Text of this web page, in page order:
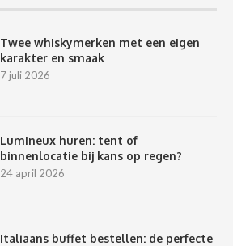
Twee whiskymerken met een eigen
karakter en smaak
7 juli 2026
Lumineux huren: tent of
binnenlocatie bij kans op regen?
24 april 2026
Italiaans buffet bestellen: de perfecte